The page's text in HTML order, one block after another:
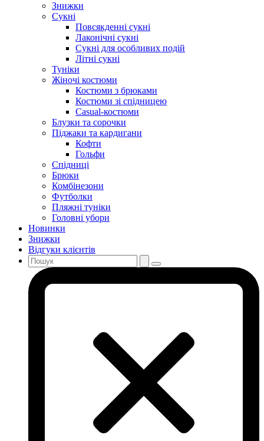
Знижки
Сукні
Повсякденні сукні
Лаконічні сукні
Сукні для особливих подій
Літні сукні
Туніки
Жіночі костюми
Костюми з брюками
Костюми зі спідницею
Casual-костюми
Блузки та сорочки
Піджаки та кардигани
Кофти
Гольфи
Спідниці
Брюки
Комбінезони
Футболки
Пляжні туніки
Головні убори
Новинки
Знижки
Відгуки клієнтів